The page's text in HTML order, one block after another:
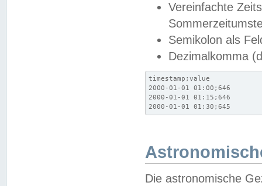
Vereinfachte
Semikolon als
Dezimalkomma
timestamp;value
2000-01-01 01:00;646
2000-01-01 01:15;646
2000-01-01 01:30;645
Die astronomische